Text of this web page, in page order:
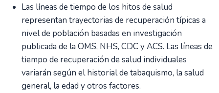
Las líneas de tiempo de los hitos de salud
representan trayectorias de recuperación típicas a
nivel de población basadas en investigación
publicada de la OMS, NHS, CDC y ACS. Las líneas de
tiempo de recuperación de salud individuales
variarán según el historial de tabaquismo, la salud
general, la edad y otros factores.